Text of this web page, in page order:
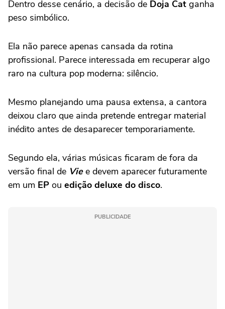
Dentro desse cenário, a decisão de Doja Cat ganha
peso simbólico.
Ela não parece apenas cansada da rotina
profissional. Parece interessada em recuperar algo
raro na cultura pop moderna: silêncio.
Mesmo planejando uma pausa extensa, a cantora
deixou claro que ainda pretende entregar material
inédito antes de desaparecer temporariamente.
Segundo ela, várias músicas ficaram de fora da
versão final de Viee devem aparecer futuramente
em um EP ou edição deluxe do disco.
PUBLICIDADE